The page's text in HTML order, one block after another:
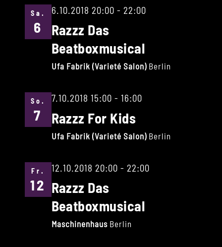
Sa.
6
6.10.2018 20:00 - 22:00
Razzz Das
Beatboxmusical
Ufa Fabrik (Varieté Salon) Berlin
So.
7
7.10.2018 15:00 - 16:00
Razzz For Kids
Ufa Fabrik (Varieté Salon) Berlin
Fr.
12
12.10.2018 20:00 - 22:00
Razzz Das
Beatboxmusical
Maschinenhaus Berlin